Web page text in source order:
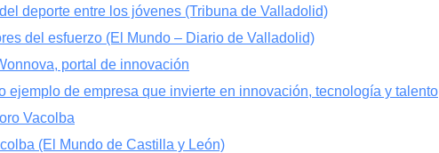
deporte entre los jóvenes (Tribuna de Valladolid)
del esfuerzo (El Mundo – Diario de Valladolid)
portal de innovación
ejemplo de empresa que invierte en innovación, tecnología y talento
Vacolba
(El Mundo de Castilla y León)